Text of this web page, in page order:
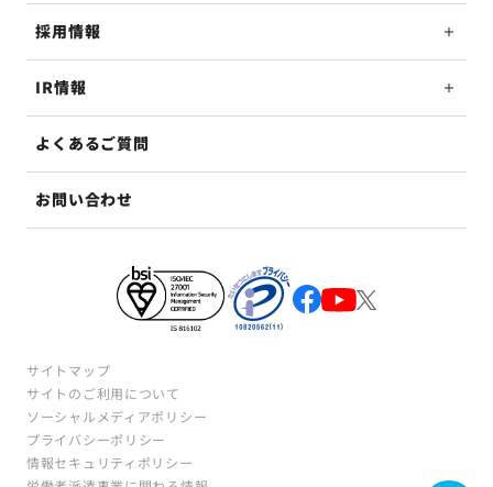
採用情報
IR情報
よくあるご質問
お問い合わせ
サイトマップ
サイトのご利用について
ソーシャルメディアポリシー
プライバシーポリシー
情報セキュリティポリシー